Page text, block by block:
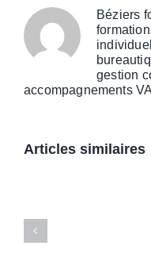
Béziers
gestion
accompagnements
Articles similaires